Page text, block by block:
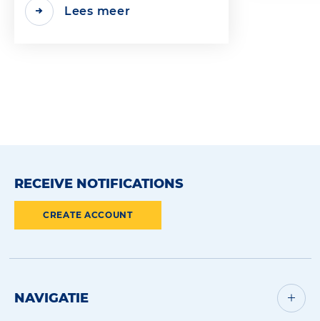
Lees meer
RECEIVE NOTIFICATIONS
CREATE ACCOUNT
NAVIGATIE